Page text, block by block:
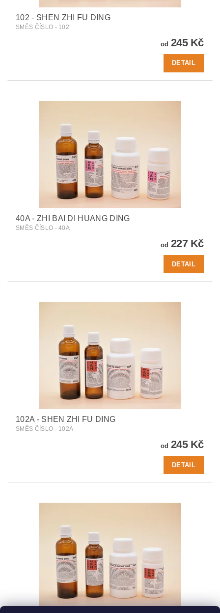
102 - SHEN ZHI FU DING
SMĚS ČÍSLO - 102
od 245 Kč
DETAIL
40A - ZHI BAI DI HUANG DING
SMĚS ČÍSLO - 40A
od 227 Kč
DETAIL
102A - SHEN ZHI FU DING
SMĚS ČÍSLO - 102A
od 245 Kč
DETAIL